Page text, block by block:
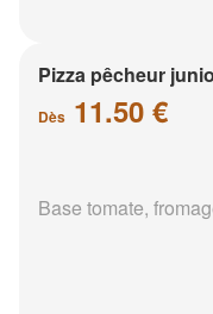
Pizza pêcheur
Dès 11.50 €
Base tomate,